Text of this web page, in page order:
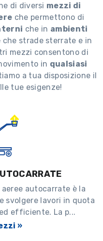
di diversi mezzi di
che permettono di
che in ambienti
che strade sterrate e in
mezzi consentono di
in qualsiasi
a tua disposizione il
tue esigenze!
autocarrate è la
svolgere lavori in quota
efficiente. La p...
»